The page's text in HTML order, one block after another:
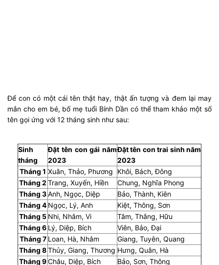
Để con có một cái tên thật hay, thật ấn tượng và đem lại may
mắn cho em bé, bố mẹ tuổi Bính Dần có thể tham khảo một số
tên gọi ứng với 12 tháng sinh như sau:
Sinh
tháng
Đặt tên con gái năm
2023
Đặt tên con trai sinh năm
2023
Tháng 1 Xuân, Thảo, Phương
Khôi, Bách, Đông
Tháng 2 Trang, Xuyến, Hiền
Chung, Nghĩa Phong
Tháng 3Anh, Ngọc, Diệp
Bảo, Thành, Kiên
Tháng 4 Ngọc, Lý, Anh
Kiệt, Thông, Sơn
Tháng 5 Nhi, Nhâm, Vi
Tâm, Thắng, Hữu
Tháng 6 Lý, Diệp, Bích
Viên, Bảo, Đại
Tháng 7 Loan, Hà, Nhâm
Giang, Tuyên, Quang
Tháng 8Thủy, Giang, Thương Hưng, Quân, Hà
Tháng 9Châu, Diệp, Bích Bảo, Sơn, Thông